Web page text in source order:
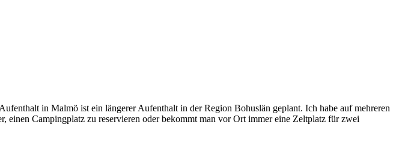
in Malmö ist ein längerer Aufenthalt in der Region Bohuslän geplant. Ich habe auf mehreren
einen Campingplatz zu reservieren oder bekommt man vor Ort immer eine Zeltplatz für zwei